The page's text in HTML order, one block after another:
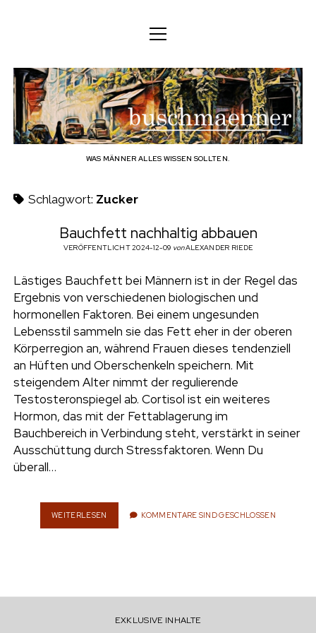
DEUTSCH
ü
ö
f
f
n
e
n
DEUTSCH
ENGLISH
KÖRPER
GEIST
FAMILIE
BERUF
HAUSHALT
HOBBY
UMWELT
t
w
i
t
t
i
n
s
t
a
m
M
e
ö
f
f
n
e
n
b
u
s
c
a
e
n
n
e
r
WAS MÄNNER ALLES WISSEN SOLLTEN.
Schlagwort: Zucker
Bauchfett nachhaltig abbauen
VERÖFFENTLICHT 2024-12-09 vonALEXANDER RIEDE
Lästiges Bauchfett bei Männern ist in der Regel das
Ergebnis von verschiedenen biologischen und
hormonellen Faktoren. Bei einem ungesunden
Lebensstil sammeln sie das Fett eher in der oberen
Körperregion an, während Frauen dieses tendenziell
an Hüften und Oberschenkeln speichern. Mit
steigendem Alter nimmt der regulierende
Testosteronspiegel ab. Cortisol ist ein weiteres
Hormon, das mit der Fettablagerung im
Bauchbereich in Verbindung steht, verstärkt in seiner
Ausschüttung durch Stressfaktoren. Wenn Du
überall…
WEITERLESEN
A
E
KOMMENTARE SIND GESCHLOSSEN
EXKLUSIVE INHALTE